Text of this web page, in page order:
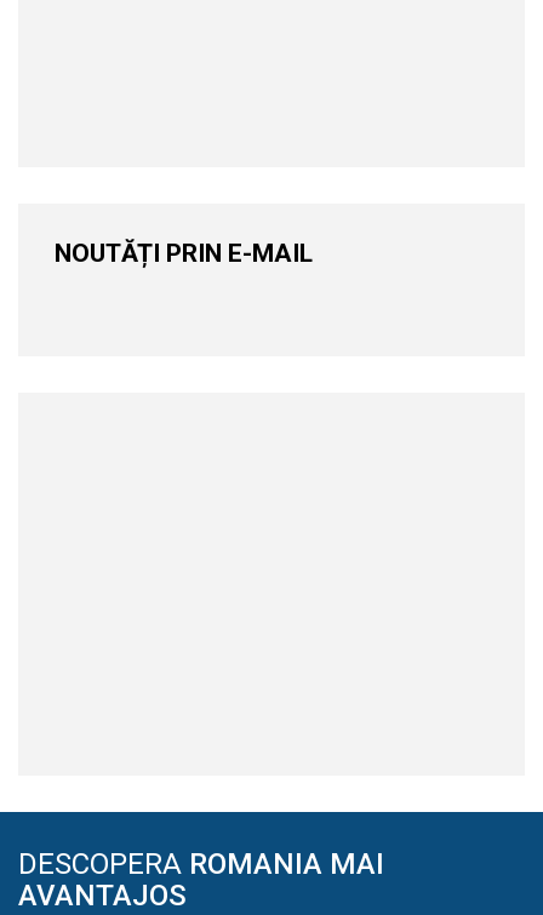
NOUTĂȚI PRIN E-MAIL
DESCOPERA ROMANIA MAI
AVANTAJOS